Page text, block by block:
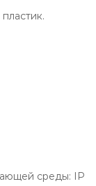
среды: IP